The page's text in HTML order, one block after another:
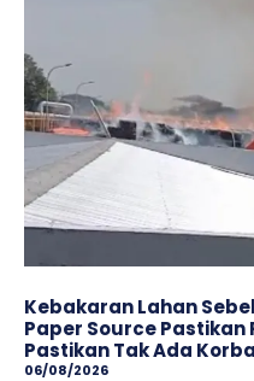
Kebakaran Lahan
Paper Source
Pastikan Tak Ada
06/08/2026